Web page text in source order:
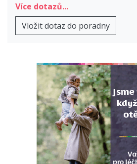
Více dotazů...
Vložit dotaz do poradny